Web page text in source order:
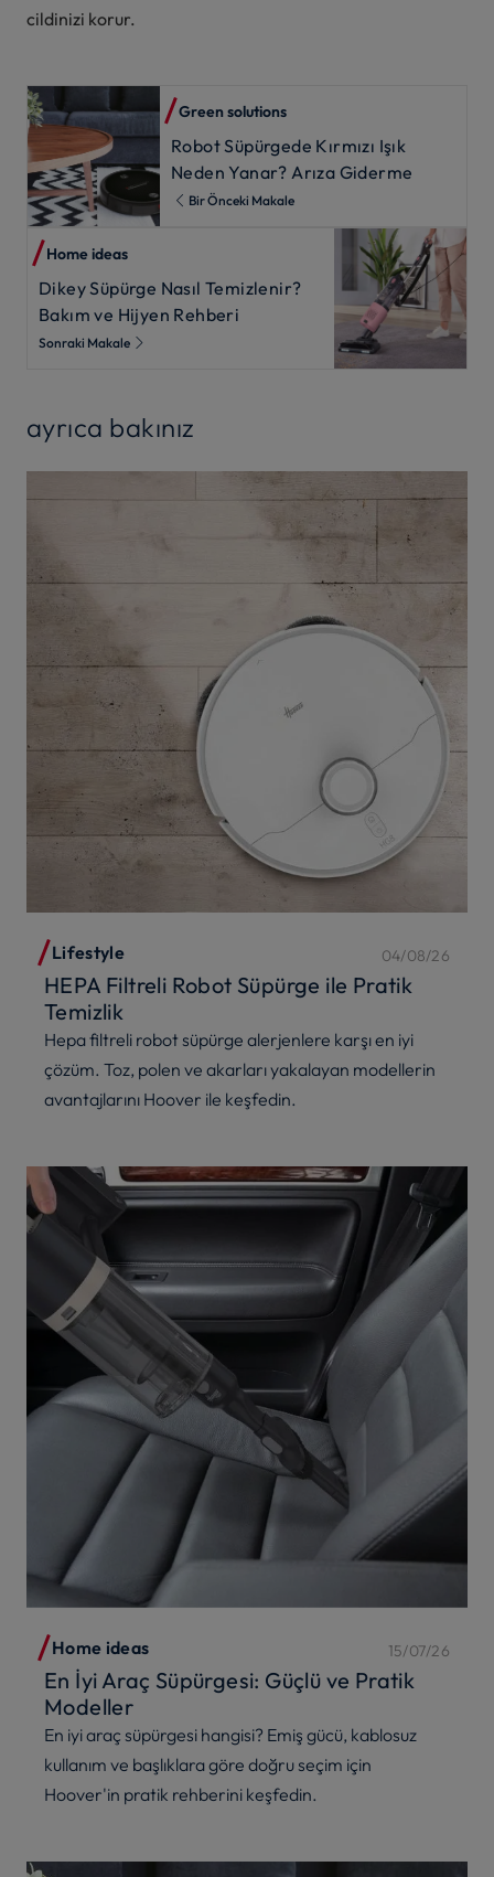
cildinizi korur.
Green solutions
Robot Süpürgede Kırmızı Işık
Neden Yanar? Arıza Giderme
Bir Önceki Makale
Home ideas
Dikey Süpürge Nasıl Temizlenir?
Bakım ve Hijyen Rehberi
Sonraki Makale
ayrıca bakınız
Lifestyle 04/08/26
HEPA Filtreli Robot Süpürge ile Pratik
Temizlik
Hepa filtreli robot süpürge alerjenlere karşı en iyi
çözüm. Toz, polen ve akarları yakalayan modellerin
avantajlarını Hoover ile keşfedin.
Home ideas 15/07/26
En İyi Araç Süpürgesi: Güçlü ve Pratik
Modeller
En iyi araç süpürgesi hangisi? Emiş gücü, kablosuz
kullanım ve başlıklara göre doğru seçim için
Hoover'in pratik rehberini keşfedin.